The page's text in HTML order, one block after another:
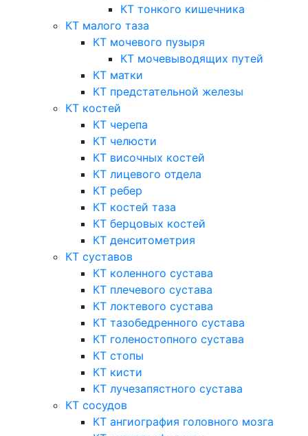
КТ тонкого кишечника
КТ малого таза
КТ мочевого пузыря
КТ мочевыводящих путей
КТ матки
КТ предстательной железы
КТ костей
КТ черепа
КТ челюсти
КТ височных костей
КТ лицевого отдела
КТ ребер
КТ костей таза
КТ берцовых костей
КТ денситометрия
КТ суставов
КТ коленного сустава
КТ плечевого сустава
КТ локтевого сустава
КТ тазобедренного сустава
КТ голеностопного сустава
КТ стопы
КТ кисти
КТ лучезапястного сустава
КТ сосудов
КТ ангиография головного мозга